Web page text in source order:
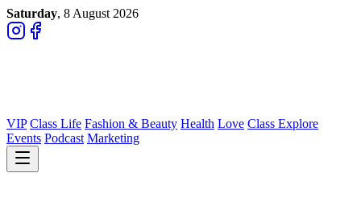
Saturday, 8 August 2026
VIP Class Life Fashion & Beauty Health Love Class Explore
Events Podcast Marketing